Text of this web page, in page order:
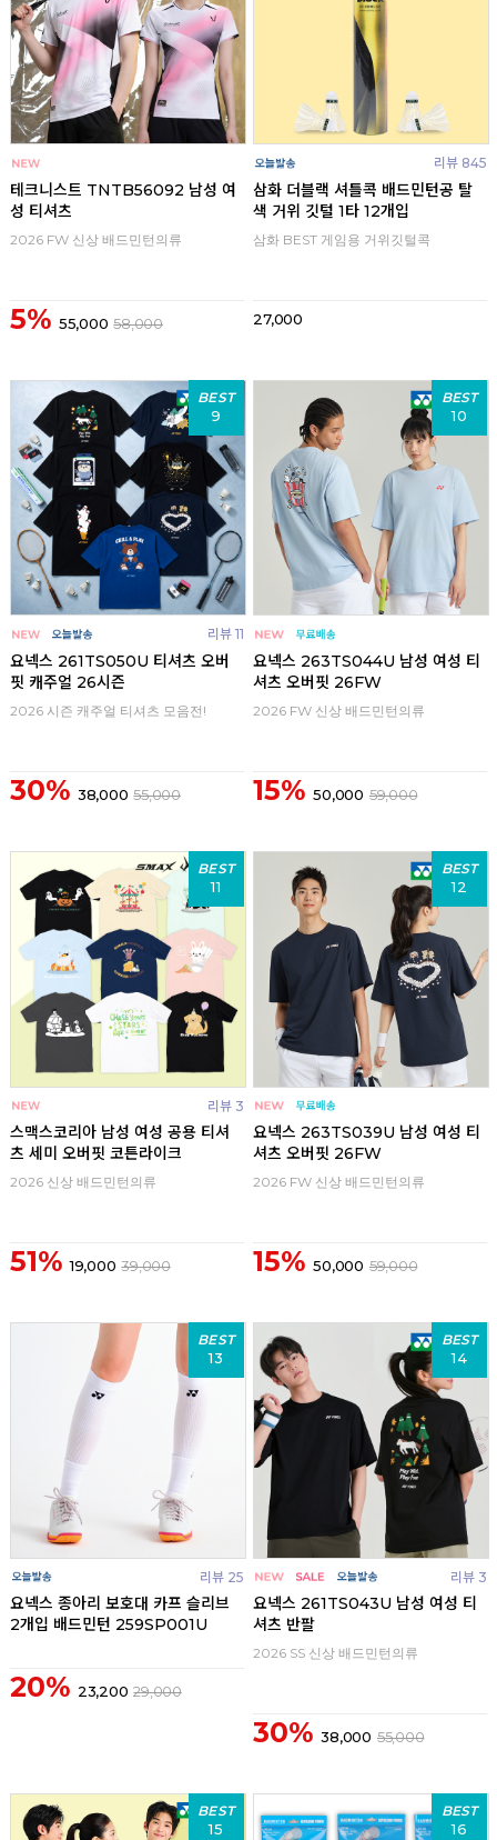
테크니스트 TNTB56092 남성 여
성 티셔츠
2026 FW 신상 배드민턴의류
5% 55,000 58,000
리뷰 845
삼화 더블랙 셔틀콕 배드민턴공 탈
색 거위 깃털 1타 12개입
삼화 BEST 게임용 거위깃털콕
27,000
BEST
9
리뷰 11
요넥스 261TS050U 티셔츠 오버
핏 캐주얼 26시즌
2026 시즌 캐주얼 티셔츠 모음전!
30% 38,000 55,000
BEST
10
요넥스 263TS044U 남성 여성 티
셔츠 오버핏 26FW
2026 FW 신상 배드민턴의류
15% 50,000 59,000
BEST
11
리뷰 3
스맥스코리아 남성 여성 공용 티셔
츠 세미 오버핏 코튼라이크
2026 신상 배드민턴의류
51% 19,000 39,000
BEST
12
요넥스 263TS039U 남성 여성 티
셔츠 오버핏 26FW
2026 FW 신상 배드민턴의류
15% 50,000 59,000
BEST
13
리뷰 25
요넥스 종아리 보호대 카프 슬리브
2개입 배드민턴 259SP001U
20% 23,200 29,000
BEST
14
리뷰 3
요넥스 261TS043U 남성 여성 티
셔츠 반팔
2026 SS 신상 배드민턴의류
30% 38,000 55,000
BEST
15
BEST
16